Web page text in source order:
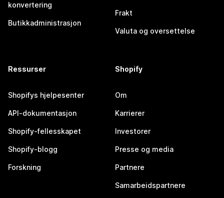
konvertering
Butikkadministrasjon
Frakt
Valuta og oversettelse
Ressurser
Shopifys hjelpesenter
API-dokumentasjon
Shopify-fellesskapet
Shopify-blogg
Forskning
Shopify
Om
Karrierer
Investorer
Presse og media
Partnere
Samarbeidspartnere